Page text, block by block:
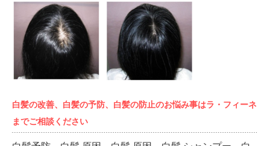
白髪の改善、白髪の予防、白髪の防止のお悩み事はラ・フィーネ
までご相談ください